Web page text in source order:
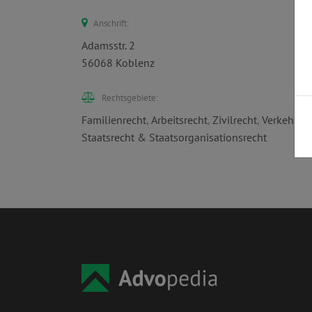
Anschrift:
Adamsstr. 2
56068 Koblenz
Rechtsgebiete:
Familienrecht, Arbeitsrecht, Zivilrecht,
Staatsrecht & Staatsorganisationsrecht